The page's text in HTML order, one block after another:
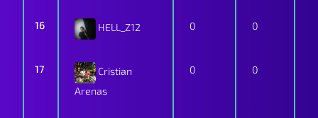
16 HELL_Z12 0 0
17
Cristian
Arenas
0 0